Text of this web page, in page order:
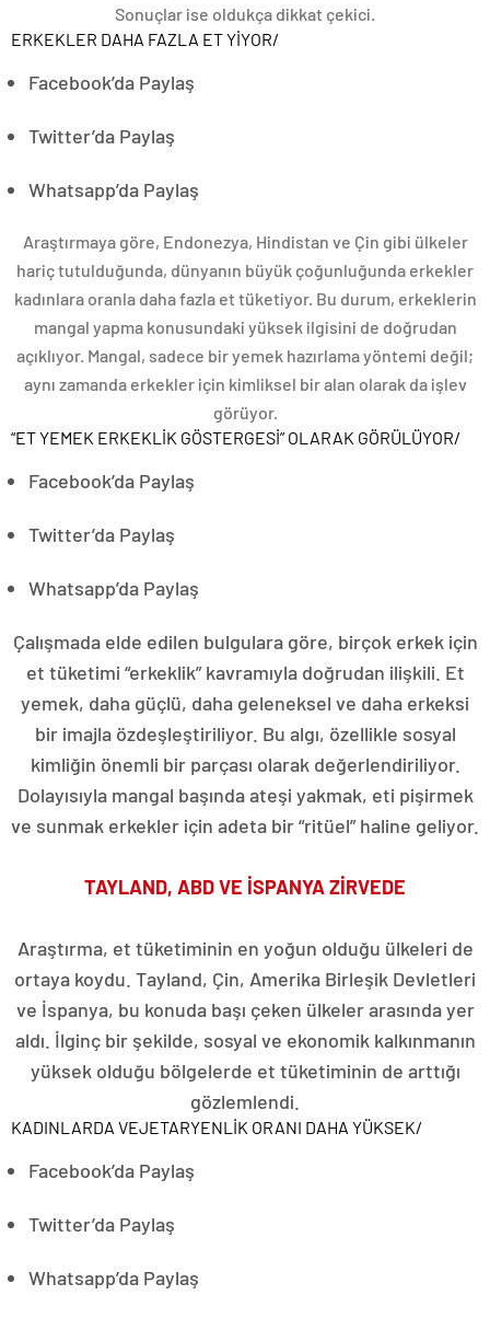
Sonuçlar ise oldukça dikkat çekici.
ERKEKLER DAHA FAZLA ET YİYOR/
Facebook’da Paylaş
Twitter’da Paylaş
Whatsapp’da Paylaş
Araştırmaya göre, Endonezya, Hindistan ve Çin gibi ülkeler
hariç tutulduğunda, dünyanın büyük çoğunluğunda erkekler
kadınlara oranla daha fazla et tüketiyor. Bu durum, erkeklerin
mangal yapma konusundaki yüksek ilgisini de doğrudan
açıklıyor. Mangal, sadece bir yemek hazırlama yöntemi değil;
aynı zamanda erkekler için kimliksel bir alan olarak da işlev
görüyor.
“ET YEMEK ERKEKLİK GÖSTERGESİ” OLARAK GÖRÜLÜYOR/
Facebook’da Paylaş
Twitter’da Paylaş
Whatsapp’da Paylaş
Çalışmada elde edilen bulgulara göre, birçok erkek için
et tüketimi “erkeklik” kavramıyla doğrudan ilişkili. Et
yemek, daha güçlü, daha geleneksel ve daha erkeksi
bir imajla özdeşleştiriliyor. Bu algı, özellikle sosyal
kimliğin önemli bir parçası olarak değerlendiriliyor.
Dolayısıyla mangal başında ateşi yakmak, eti pişirmek
ve sunmak erkekler için adeta bir “ritüel” haline geliyor.
TAYLAND, ABD VE İSPANYA ZİRVEDE
Araştırma, et tüketiminin en yoğun olduğu ülkeleri de
ortaya koydu. Tayland, Çin, Amerika Birleşik Devletleri
ve İspanya, bu konuda başı çeken ülkeler arasında yer
aldı. İlginç bir şekilde, sosyal ve ekonomik kalkınmanın
yüksek olduğu bölgelerde et tüketiminin de arttığı
gözlemlendi.
KADINLARDA VEJETARYENLİK ORANI DAHA YÜKSEK/
Facebook’da Paylaş
Twitter’da Paylaş
Whatsapp’da Paylaş